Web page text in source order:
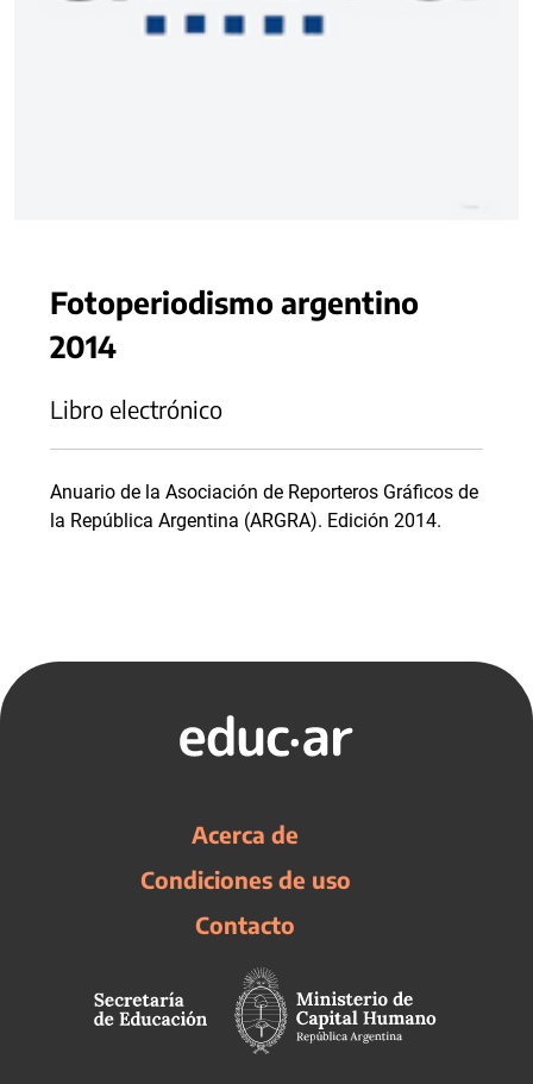
Fotoperiodismo argentino
2014
Libro electrónico
Anuario de la Asociación de Reporteros Gráficos de
la República Argentina (ARGRA). Edición 2014.
Acerca de
Condiciones de uso
Contacto